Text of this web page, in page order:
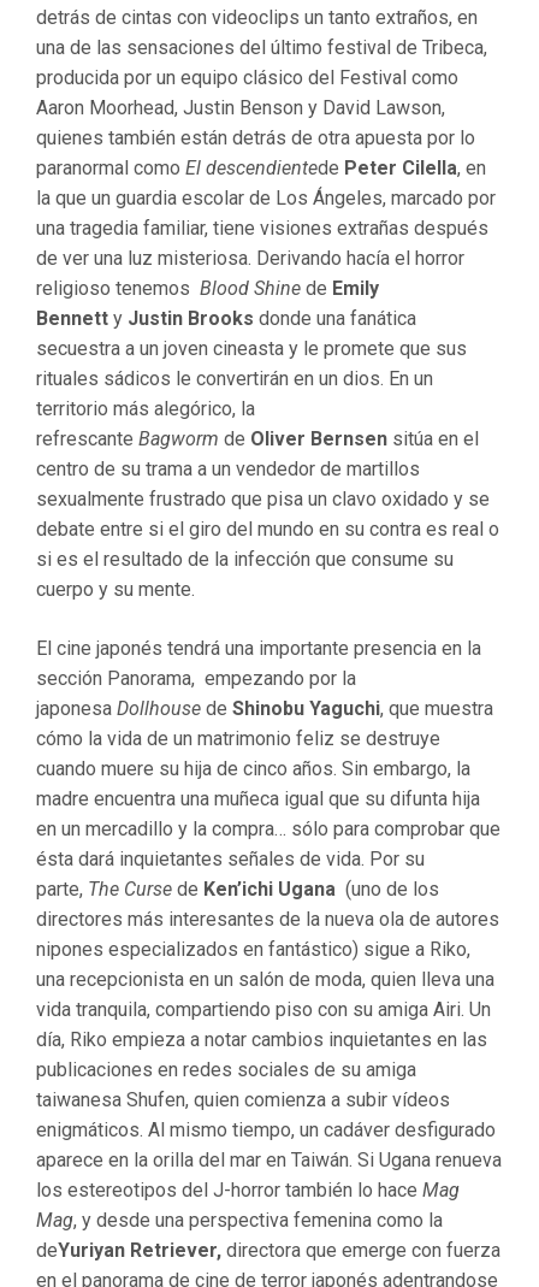
detrás de cintas con videoclips un tanto extraños, en
una de las sensaciones del último festival de Tribeca,
producida por un equipo clásico del Festival como
Aaron Moorhead, Justin Benson y David Lawson,
quienes también están detrás de otra apuesta por lo
paranormal como El descendientede Peter Cilella, en
la que un guardia escolar de Los Ángeles, marcado por
una tragedia familiar, tiene visiones extrañas después
de ver una luz misteriosa. Derivando hacía el horror
religioso tenemos Blood Shine de Emily
Bennett y Justin Brooks donde una fanática
secuestra a un joven cineasta y le promete que sus
rituales sádicos le convertirán en un dios. En un
territorio más alegórico, la
refrescante Bagworm de Oliver Bernsen sitúa en el
centro de su trama a un vendedor de martillos
sexualmente frustrado que pisa un clavo oxidado y se
debate entre si el giro del mundo en su contra es real o
si es el resultado de la infección que consume su
cuerpo y su mente.
El cine japonés tendrá una importante presencia en la
sección Panorama, empezando por la
japonesa Dollhouse de Shinobu Yaguchi, que muestra
cómo la vida de un matrimonio feliz se destruye
cuando muere su hija de cinco años. Sin embargo, la
madre encuentra una muñeca igual que su difunta hija
en un mercadillo y la compra… sólo para comprobar que
ésta dará inquietantes señales de vida. Por su
parte, The Curse de Ken’ichi Ugana (uno de los
directores más interesantes de la nueva ola de autores
nipones especializados en fantástico) sigue a Riko,
una recepcionista en un salón de moda, quien lleva una
vida tranquila, compartiendo piso con su amiga Airi. Un
día, Riko empieza a notar cambios inquietantes en las
publicaciones en redes sociales de su amiga
taiwanesa Shufen, quien comienza a subir vídeos
enigmáticos. Al mismo tiempo, un cadáver desfigurado
aparece en la orilla del mar en Taiwán. Si Ugana renueva
los estereotipos del J-horror también lo hace Mag
Mag, y desde una perspectiva femenina como la
deYuriyan Retriever, directora que emerge con fuerza
en el panorama de cine de terror japonés adentrandose